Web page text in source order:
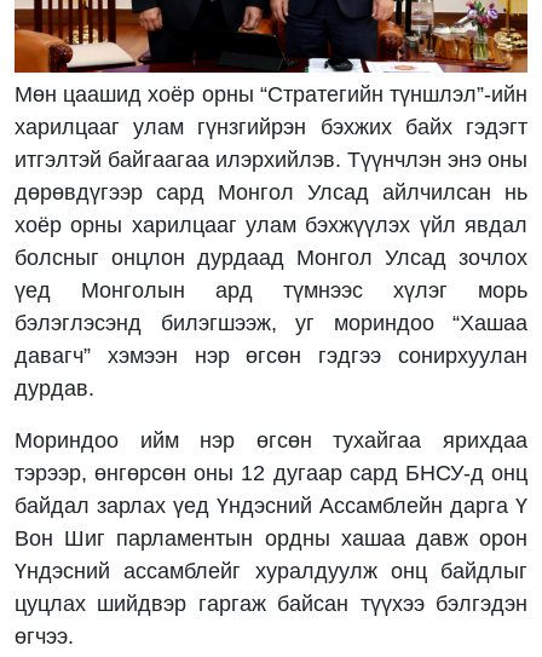
Мөн цаашид хоёр орны “Стратегийн түншлэл”-ийн
харилцааг улам гүнзгийрэн бэхжих байх гэдэгт
итгэлтэй байгаагаа илэрхийлэв. Түүнчлэн энэ оны
дөрөвдүгээр сард Монгол Улсад айлчилсан нь
хоёр орны харилцааг улам бэхжүүлэх үйл явдал
болсныг онцлон дурдаад Монгол Улсад зочлох
үед Монголын ард түмнээс хүлэг морь
бэлэглэсэнд билэгшээж, уг мориндоо “Хашаа
давагч” хэмээн нэр өгсөн гэдгээ сонирхуулан
дурдав.
Мориндоо ийм нэр өгсөн тухайгаа ярихдаа
тэрээр, өнгөрсөн оны 12 дугаар сард БНСУ-д онц
байдал зарлах үед Үндэсний Ассамблейн дарга Ү
Вон Шиг парламентын ордны хашаа давж орон
Үндэсний ассамблейг хуралдуулж онц байдлыг
цуцлах шийдвэр гаргаж байсан түүхээ бэлгэдэн
өгчээ.